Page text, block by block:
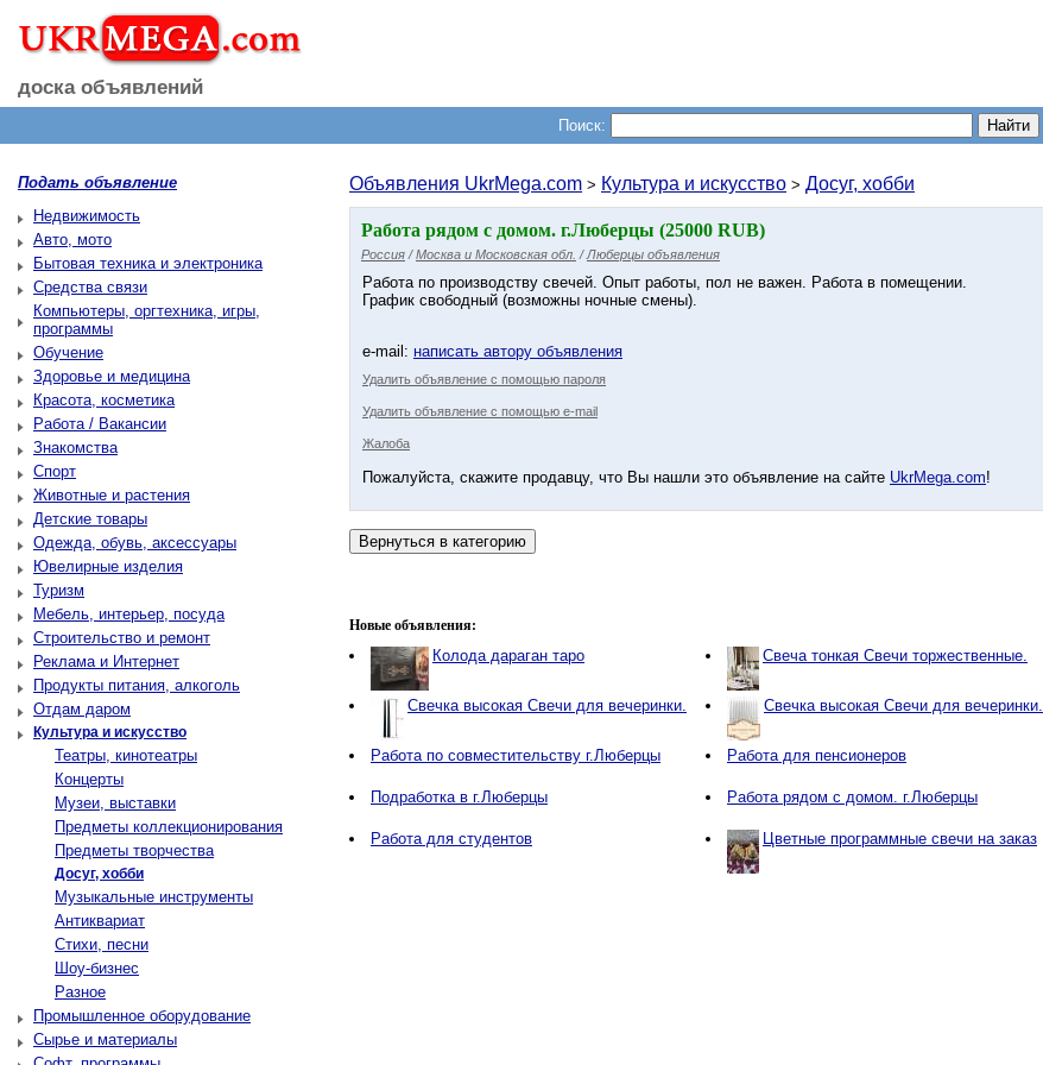
доска объявлений
Поиск:
Подать объявление
Недвижимость
Авто, мото
Бытовая техника и электроника
Средства связи
Компьютеры, оргтехника, игры,
программы
Обучение
Здоровье и медицина
Красота, косметика
Работа / Вакансии
Знакомства
Спорт
Животные и растения
Детские товары
Одежда, обувь, аксессуары
Ювелирные изделия
Туризм
Мебель, интерьер, посуда
Строительство и ремонт
Реклама и Интернет
Продукты питания, алкоголь
Отдам даром
Культура и искусство
Театры, кинотеатры
Концерты
Музеи, выставки
Предметы коллекционирования
Предметы творчества
Досуг, хобби
Музыкальные инструменты
Антиквариат
Стихи, песни
Шоу-бизнес
Разное
Промышленное оборудование
Сырье и материалы
Объявления UkrMega.com > Культура и искусство > Досуг, хобби
Работа рядом с домом. г.Люберцы (25000 RUB)
Россия /Москва и Московская обл. /Люберцы объявления
Работа по производству свечей. Опыт работы, пол не важен. Работа в помещении.
График свободный (возможны ночные смены).
e-mail: написать автору объявления
Удалить объявление с помощью пароля
Удалить объявление с помощью e-mail
Жалоба
Пожалуйста, скажите продавцу, что Вы нашли это объявление на сайте UkrMega.com!
Новые объявления:
Колода дараган таро Свеча тонкая Свечи торжественные.
Свечка высокая Свечи для вечеринки. Свечка высокая Свечи для вечеринки.
Работа по совместительству г.Люберцы Работа для пенсионеров
Подработка в г.Люберцы Работа рядом с домом. г.Люберцы
Работа для студентов Цветные программные свечи на заказ